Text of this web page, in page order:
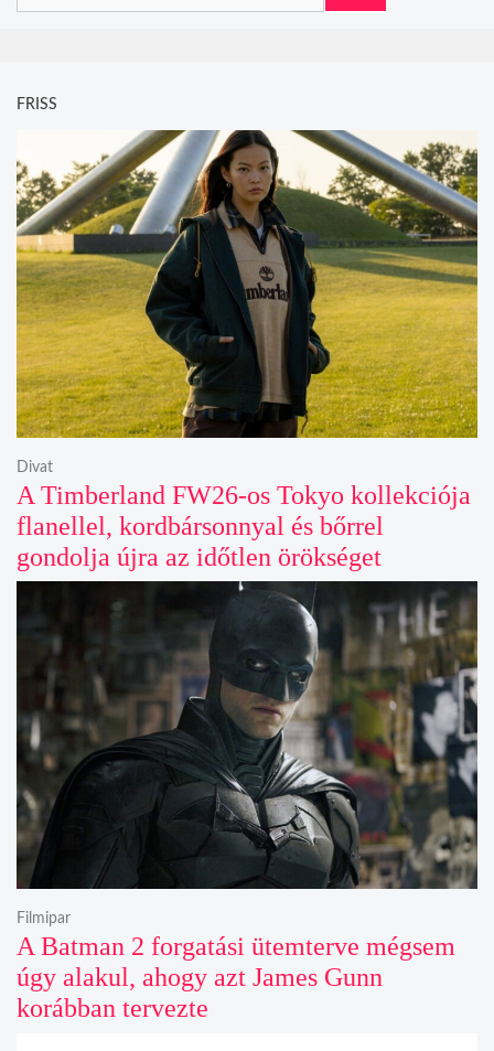
FRISS
A Timberland FW26-os Tokyo kollekciója
flanellel, kordbársonnyal és bőrrel
gondolja újra az időtlen örökséget
Divat
A Batman 2 forgatási ütemterve mégsem
úgy alakul, ahogy azt James Gunn
korábban tervezte
Filmipar